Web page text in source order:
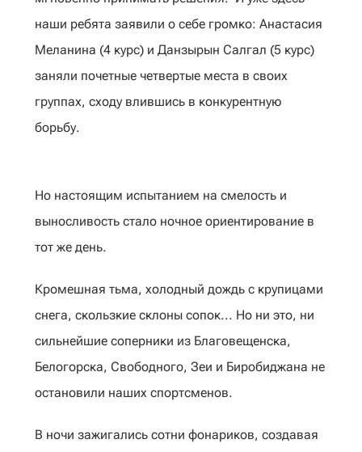
наши ребята заявили о себе громко: Анастасия
Меланина (4 курс) и Данзырын Салгал (5 курс)
заняли почетные четвертые места в своих
группах, сходу влившись в конкурентную
борьбу.
‎Но настоящим испытанием на смелость и
выносливость стало ночное ориентирование в
тот же день.
Кромешная тьма, холодный дождь с крупицами
снега, скользкие склоны сопок... Но ни это, ни
сильнейшие соперники из Благовещенска,
Белогорска, Свободного, Зеи и Биробиджана не
остановили наших спортсменов.
В ночи зажигались сотни фонариков, создавая